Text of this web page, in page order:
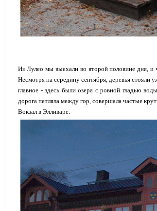
Из Лулео мы выехали во второй половине дня, и
Несмотря на середину сентября, деревья стояли
главное - здесь были озера с ровной гладью
дорога петляла между гор, совершала частые
Вокзал в Элливаре.